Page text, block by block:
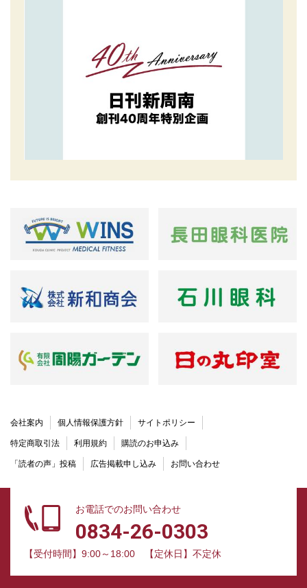
会社案内 個人情報保護方針 サイトポリシー
特定商取引法 利用規約 購読のお申込み
「読者の声」投稿 広告掲載申し込み お問い合わせ
お電話でのお問い合わせ
0834-26-0303
【受付時間】9:00～18:00 【定休日】不定休